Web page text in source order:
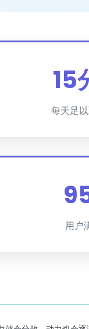
15
每天足
用户